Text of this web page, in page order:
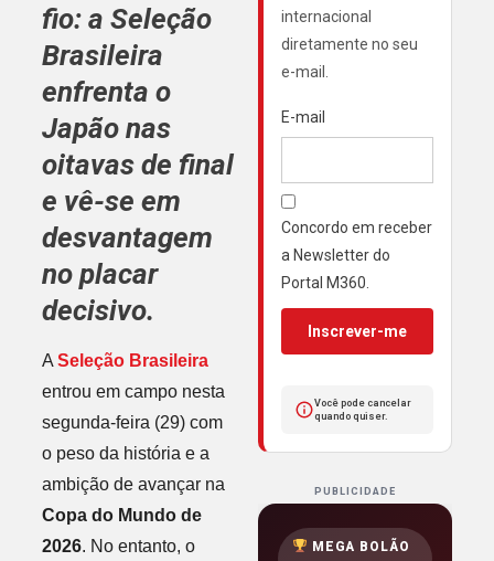
fio: a Seleção
Brasileira
enfrenta o
Japãonas
oitavas de final
e vê-se em
desvantagem
no placar
decisivo.
A Seleção Brasileira
entrou em campo nesta
segunda-feira (29) com
o peso da história e a
ambição de avançar na
Copa do Mundo de
2026. No entanto, o
internacional
diretamente no seu
e-mail.
E-mail
Concordo em receber
a Newsletter do
Portal M360.
Inscrever-me
Você pode cancelar
quando quiser.
PUBLICIDADE
MEGA BOLÃO